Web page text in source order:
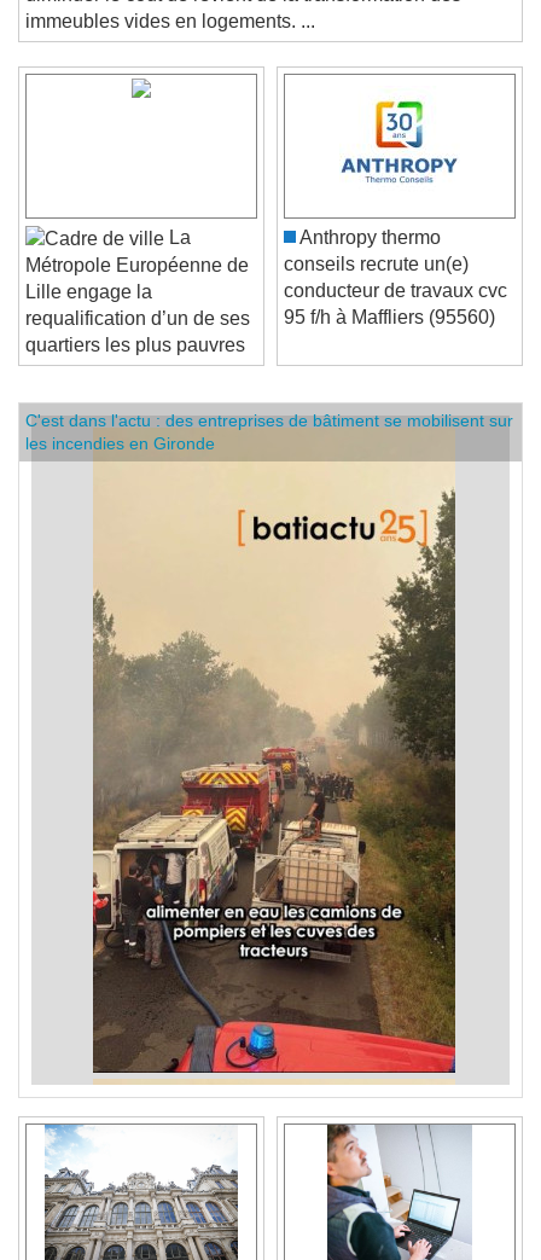
diminuer le coût de revient de la transformation des
immeubles vides en logements. ...
La
Métropole Européenne de
Lille engage la
requalification d’un de ses
quartiers les plus pauvres
Anthropy thermo
conseils recrute un(e)
conducteur de travaux cvc
C'est dans l'actu : des entreprises de bâtiment se mobilisent sur
les incendies en Gironde